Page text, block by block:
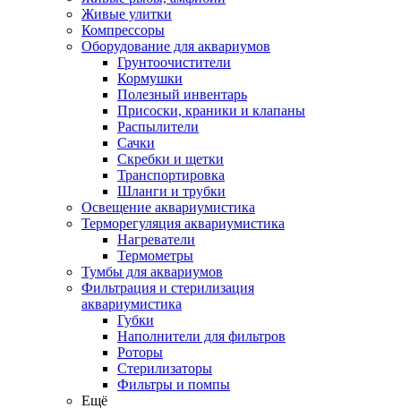
Живые улитки
Компрессоры
Оборудование для аквариумов
Грунтоочистители
Кормушки
Полезный инвентарь
Присоски, краники и клапаны
Распылители
Сачки
Скребки и щетки
Транспортировка
Шланги и трубки
Освещение аквариумистика
Терморегуляция аквариумистика
Нагреватели
Термометры
Тумбы для аквариумов
Фильтрация и стерилизация
аквариумистика
Губки
Наполнители для фильтров
Роторы
Стерилизаторы
Фильтры и помпы
Ещё